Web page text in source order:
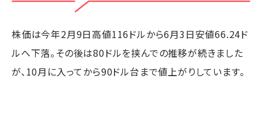
株価は今年2月9日高値116ドルから6月3日安値66.24ド
ルへ下落。その後は80ドルを挟んでの推移が続きました
が、10月に入ってから90ドル台まで値上がりしています。